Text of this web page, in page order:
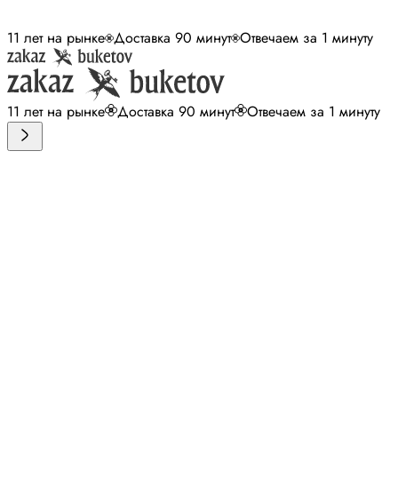
11 лет на рынке Доставка 90 минут Отвечаем за 1 минуту
11 лет на рынке Доставка 90 минут Отвечаем за 1 минуту